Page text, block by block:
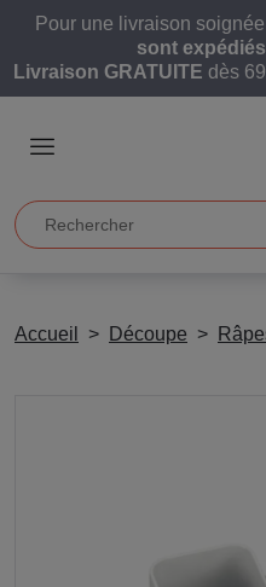
Pour une livraison
sont
Livraison GRATUITE dès
Accueil Découpe